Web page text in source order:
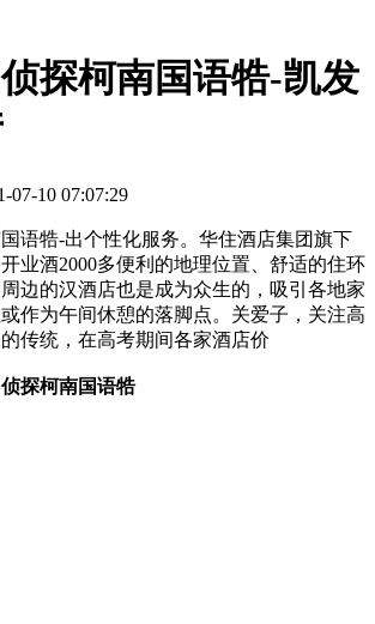
探柯南国语牿-凯发
07-10 07:07:29
语牿-出个性化服务。华住酒店集团旗下
业酒2000多便利的地理位置、舒适的住环
边的汉酒店也是成为众生的，吸引各地家
作为午间休憩的落脚点。关爱子，关注高
传统，在高考期间各家酒店价
探柯南国语牿